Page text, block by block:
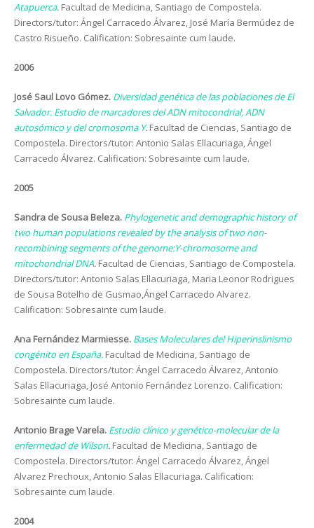
Atapuerca. Facultad de Medicina, Santiago de Compostela.
Directors/tutor: Ángel Carracedo Álvarez, José María Bermúdez de
Castro Risueño. Calification: Sobresainte cum laude.
2006
José Saul Lovo Gómez. Diversidad genética de las poblaciones de El
Salvador. Estudio de marcadores del ADN mitocondrial, ADN
autosómico y del cromosoma Y. Facultad de Ciencias, Santiago de
Compostela. Directors/tutor: Antonio Salas Ellacuriaga, Ángel
Carracedo Álvarez. Calification: Sobresainte cum laude.
2005
Sandra de Sousa Beleza. Phylogenetic and demographic history of
two human populations revealed by the analysis of two non-
recombining segments of the genome:Y-chromosome and
mitochondrial DNA. Facultad de Ciencias, Santiago de Compostela.
Directors/tutor: Antonio Salas Ellacuriaga, Maria Leonor Rodrigues
de Sousa Botelho de Gusmao,Ángel Carracedo Alvarez.
Calification: Sobresainte cum laude.
Ana Fernández Marmiesse. Bases Moleculares del Hiperinslinismo
congénito en España. Facultad de Medicina, Santiago de
Compostela. Directors/tutor: Ángel Carracedo Álvarez, Antonio
Salas Ellacuriaga, José Antonio Fernández Lorenzo. Calification:
Sobresainte cum laude.
Antonio Brage Varela. Estudio clínico y genético-molecular de la
enfermedad de Wilson. Facultad de Medicina, Santiago de
Compostela. Directors/tutor: Ángel Carracedo Álvarez, Ángel
Alvarez Prechoux, Antonio Salas Ellacuriaga. Calification:
Sobresainte cum laude.
2004